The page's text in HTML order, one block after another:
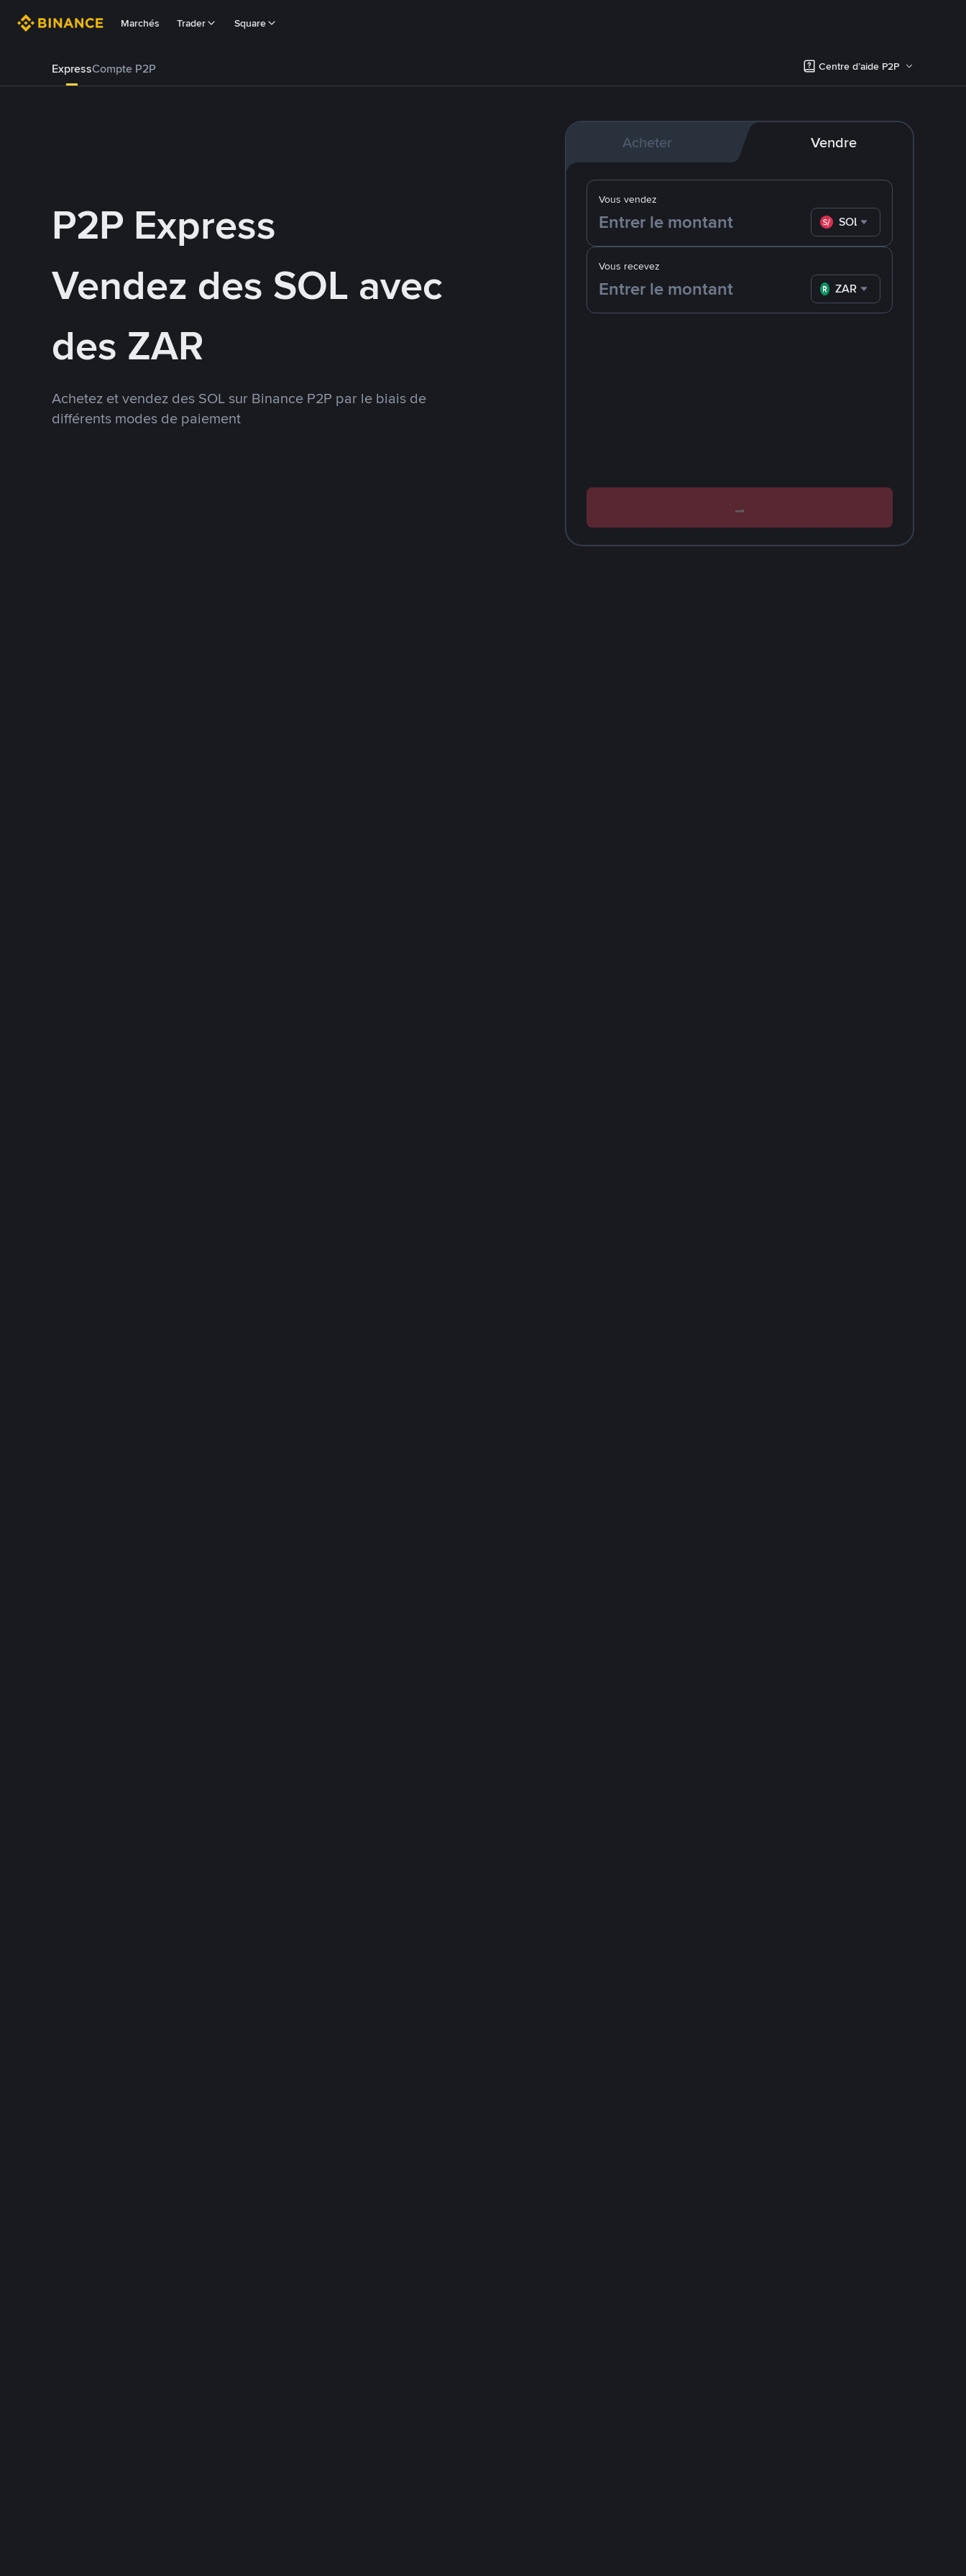
Marchés Trader Square
ExpressCompte P2P Centre d’aide P2P
P2P Express
Vendez des SOL avec
des ZAR
Achetez et vendez des SOL sur Binance P2P par le biais de
différents modes de paiement
Acheter Vendre
Vous recevez
ZAR
Vous vendez
SOL